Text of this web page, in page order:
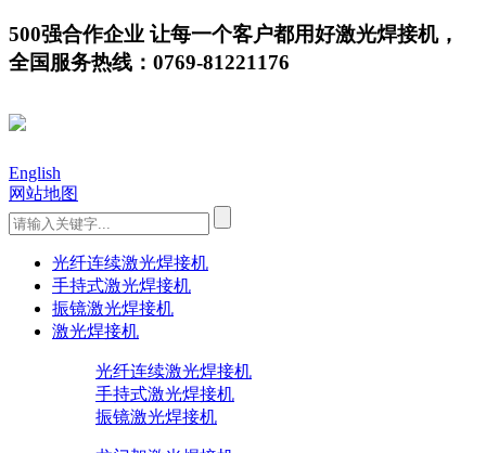
500强合作企业 让每一个客户都用好激光焊接机，
全国服务热线：0769-81221176
English
网站地图
光纤连续激光焊接机
手持式激光焊接机
振镜激光焊接机
激光焊接机
光纤连续激光焊接机
手持式激光焊接机
振镜激光焊接机